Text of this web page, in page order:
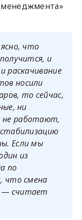
что
и
раскачивание
носили
то сейчас,
ни
не работают,
Если мы
из
по
что смена
— считает